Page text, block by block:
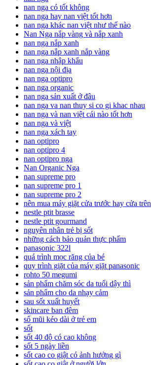
nan nga có tốt không
nan nga hay nan việt tốt hơn
nan nga khác nan việt như thế nào
Nan Nga nắp vàng và nắp xanh
nan nga nắp xanh
nan nga nắp xanh nắp vàng
nan nga nhập khẩu
nan nga nội địa
nan nga optipro
nan nga organic
nan nga sản xuất ở đâu
nan nga va nan thuy si co gi khac nhau
nan nga và nan việt cái nào tốt hơn
nan nga và việt
nan nga xách tay
nan optipro
nan optipro 4
nan optipro nga
Nan Organic Nga
nan supreme pro
nan supreme pro 1
nan supreme pro 2
nên mua máy giặt cửa trước hay cửa trên
nestle ptit brasse
nestle ptit gourmand
nguyên nhân trẻ bị sốt
những cách bảo quản thực phẩm
panasonic 322l
quá trình mọc răng của bé
quy trình giặt của máy giặt panasonic
rohto 50 megumi
sản phẩm chăm sóc da tuổi dậy thì
sản phẩm cho da nhạy cảm
sau sốt xuất huyết
skincare ban đêm
sổ mũi kéo dài ở trẻ em
sốt
sốt 40 độ có cao không
sốt 5 ngày liền
sốt cao co giật có ảnh hưởng gì